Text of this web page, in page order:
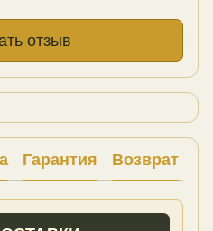
отзыв
Гарантия Возврат